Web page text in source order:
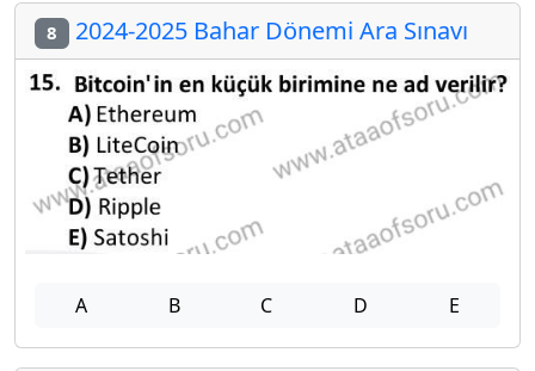
8 2024-2025 Bahar Dönemi Ara Sınavı
A B C D E